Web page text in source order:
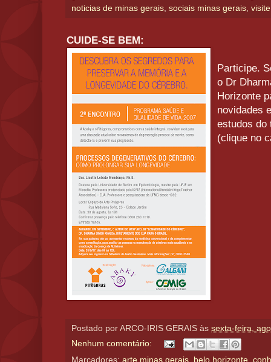
noticias de minas gerais, sociais minas gerais,
CUIDE-SE BEM:
Participe.
o Dr
Horizonte
novidades
estudos do
(clique no
Postado por ARCO-IRIS GERAIS às sexta-feira,
Nenhum comentário:
Marcadores: arte minas gerais belo horizonte